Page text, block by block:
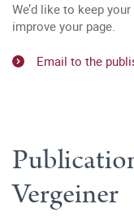
We’d like to keep
improve your page.
Email to the
Vergeiner